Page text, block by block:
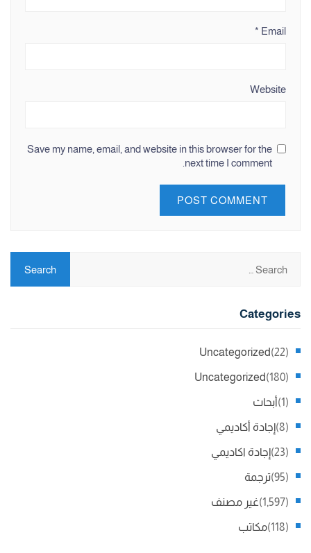
Email
*
Website
Save my name, email, and website in this browser for the
next time I comment.
Categories
Uncategorized (22)
Uncategorized (180)
أبحاث (1)
إجادة أكاديمي (8)
إجادة اكاديمي (23)
ترجمة (95)
غير مصنف (1,597)
مكاتب (118)